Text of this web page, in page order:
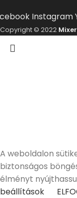
Instagram
Copyright © 2022
A weboldalon
biztonságos
élményt
beállítások